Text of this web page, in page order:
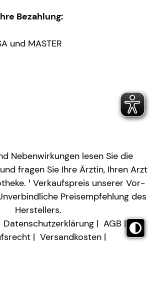
Bezahlung:
und MASTER
Nebenwirkungen lesen Sie die
fragen Sie Ihre Ärztin, Ihren Arzt
¹ Verkaufspreis unserer Vor-
Preisempfehlung des
Herstellers.
Datenschutzerklärung
AGB
Versandkosten